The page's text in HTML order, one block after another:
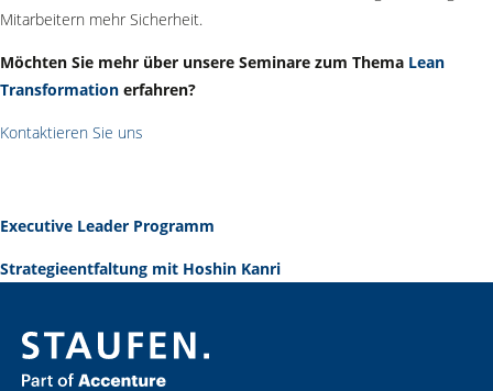
Mitarbeitern mehr Sicherheit.
Möchten Sie mehr über unsere Seminare zum Thema Lean
Transformation erfahren?
Kontaktieren Sie uns
Executive Leader Programm
Strategieentfaltung mit Hoshin Kanri